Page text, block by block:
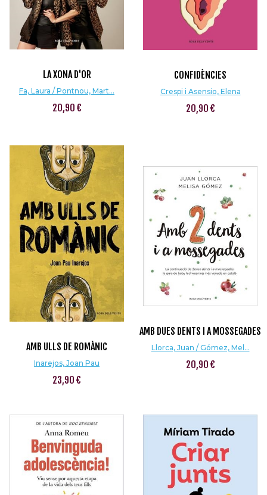
LA XONA D'OR
Fa, Laura / Pontnou, Mart...
20,90 €
CONFIDÈNCIES
Crespi i Asensio, Elena
20,90 €
AMB ULLS DE ROMÀNIC
Inarejos, Joan Pau
23,90 €
AMB DUES DENTS I A MOSSEGADES
Llorca, Juan / Gómez, Mel...
20,90 €